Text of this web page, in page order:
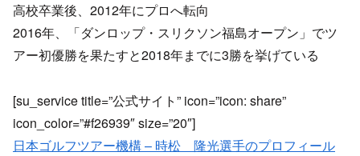
高校卒業後、2012年にプロへ転向
2016年、「ダンロップ・スリクソン福島オープン」でツ
アー初優勝を果たすと2018年までに3勝を挙げている
[su_service title=”公式サイト” icon=”icon: share”
icon_color=”#f26939″ size=”20″]
日本ゴルフツアー機構 – 時松 隆光選手のプロフィール